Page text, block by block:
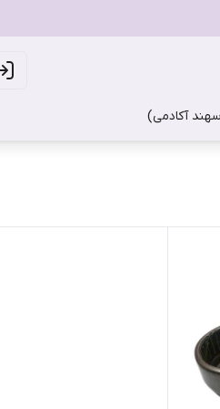
آکادمی)